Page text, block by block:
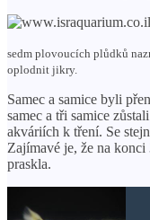
sedm plovoucích plůdků
oplodnit jikry.
Samec a samice byli
samec a tři samice
akváriích k tření. Se
Zajímavé je, že na konci
praskla.